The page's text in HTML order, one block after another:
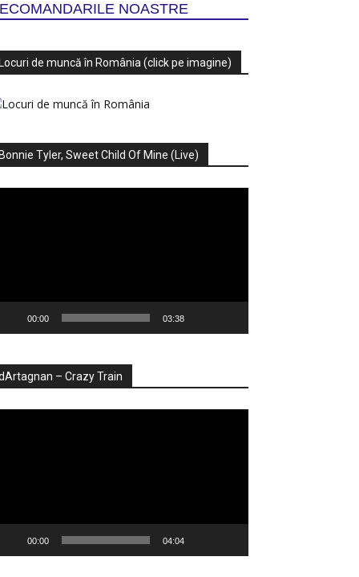
NOASTRE
Locuri de muncă în România (click pe imagine)
Bonnie Tyler, Sweet Child Of Mine (Live)
00:00 03:38
– Crazy Train
00:00 04:04